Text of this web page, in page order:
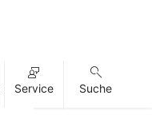
Service Suche